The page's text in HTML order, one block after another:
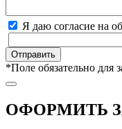
Я даю согласие на
*Поле обязательно для
ОФОРМИТЬ